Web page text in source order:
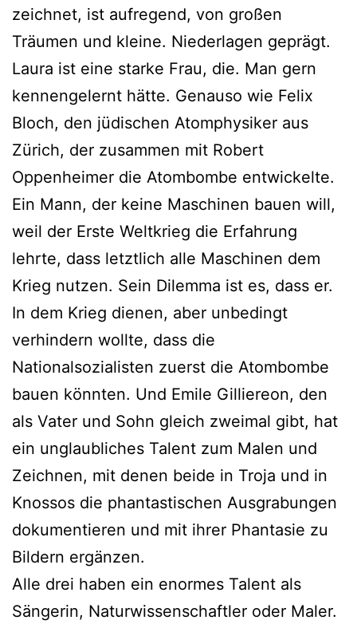
zeichnet, ist aufregend, von großen
Träumen und kleine. Niederlagen geprägt.
Laura ist eine starke Frau, die. Man gern
kennengelernt hätte. Genauso wie Felix
Bloch, den jüdischen Atomphysiker aus
Zürich, der zusammen mit Robert
Oppenheimer die Atombombe entwickelte.
Ein Mann, der keine Maschinen bauen will,
weil der Erste Weltkrieg die Erfahrung
lehrte, dass letztlich alle Maschinen dem
Krieg nutzen. Sein Dilemma ist es, dass er.
In dem Krieg dienen, aber unbedingt
verhindern wollte, dass die
Nationalsozialisten zuerst die Atombombe
bauen könnten. Und Emile Gilliereon, den
als Vater und Sohn gleich zweimal gibt, hat
ein unglaubliches Talent zum Malen und
Zeichnen, mit denen beide in Troja und in
Knossos die phantastischen Ausgrabungen
dokumentieren und mit ihrer Phantasie zu
Bildern ergänzen.
Alle drei haben ein enormes Talent als
Sängerin, Naturwissenschaftler oder Maler.